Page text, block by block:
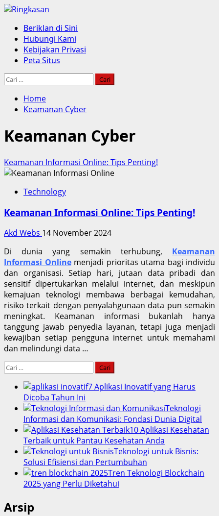
Skip
content
Primary
Menu
Beriklan di Sini
Hubungi Kami
Kebijakan Privasi
Peta Situs
Cari
Home
Keamanan Cyber
Keamanan Cyber
Keamanan Informasi Online: Tips Penting!
Technology
Keamanan Informasi Online: Tips Penting!
Akd Webs 14 November 2024
Di dunia yang semakin terhubung, Keamanan
Informasi Onlinemenjadi prioritas utama bagi individu
dan organisasi. Setiap hari, jutaan data pribadi dan
sensitif dipertukarkan melalui internet, dan meskipun
kemajuan teknologi membawa berbagai kemudahan,
risiko terkait dengan penyalahgunaan data pun semakin
meningkat. Keamanan informasi bukanlah hanya
tanggung jawab penyedia layanan, tetapi juga menjadi
kewajiban setiap pengguna internet untuk memahami
dan melindungi data …
Cari
7 Aplikasi Inovatif yang Harus
Dicoba Tahun Ini
Teknologi
Informasi dan Komunikasi: Fondasi Dunia Digital
10 Aplikasi Kesehatan
Terbaik untuk Pantau Kesehatan Anda
Teknologi untuk Bisnis:
Solusi Efisiensi dan Pertumbuhan
Tren Teknologi Blockchain
2025 yang Perlu Diketahui
Arsip